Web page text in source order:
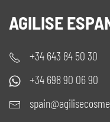
AGILISE
+34 643 84 50 30
+34 698 90 06 90